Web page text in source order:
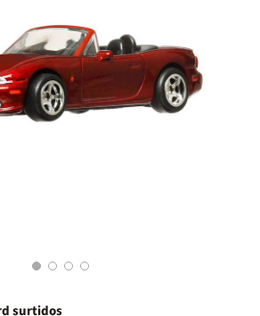
1 2 3 4
surtidos